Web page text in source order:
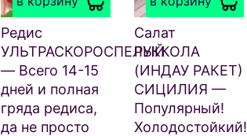
Редис
УЛЬТРАСКОРОСПЕЛЫЙ
— Всего 14-15
дней и полная
гряда редиса,
да не просто
Салат
РУККОЛА
(ИНДАУ РАКЕТ)
СИЦИЛИЯ —
Популярный!
Холодостойкий!